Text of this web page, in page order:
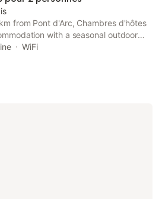
from Pont d'Arc, Chambres d'hôtes
with a seasonal outdoor
parking, a garden and a shared
accommodation is 20 km from
WiFi